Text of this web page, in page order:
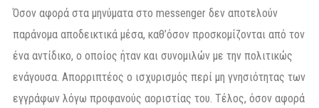
Όσον αφορά στα μηνύματα στο messenger δεν αποτελούν
παράνομα αποδεικτικά μέσα, καθ’όσον προσκομίζονται από τον
ένα αντίδικο, ο οποίος ήταν και συνομιλών με την πολιτικώς
ενάγουσα. Απορριπτέος ο ισχυρισμός περί μη γνησιότητας των
εγγράφων λόγω προφανούς αοριστίας του. Τέλος, όσον αφορά